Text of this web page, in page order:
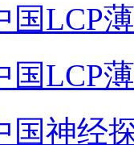
国LCP
国LCP
国神经